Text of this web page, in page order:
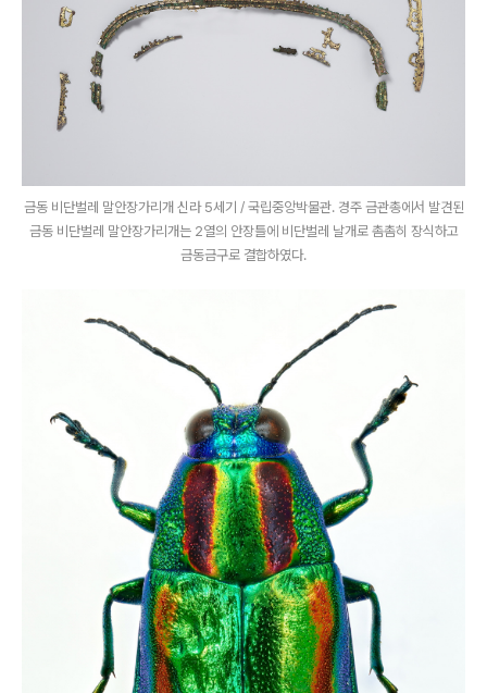
금동 비단벌레 말안장가리개 신라 5세기 / 국립중앙박물관. 경주 금관총에서 발견된
금동 비단벌레 말안장가리개는 2열의 안장틀에 비단벌레 날개로 촘촘히 장식하고
금동금구로 결합하였다.